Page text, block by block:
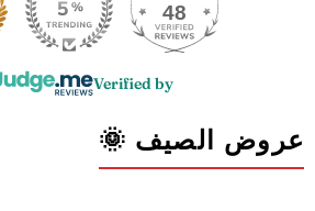
48
Verified by
عروض الصيف 🌞